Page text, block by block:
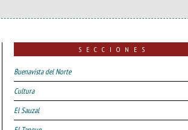
SECCIONES
Buenavista del Norte
Cultura
El Sauzal